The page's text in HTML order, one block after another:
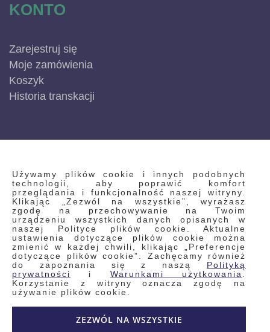
Używamy plików cookie i innych podobnych
technologii, aby poprawić komfort
przeglądania i funkcjonalność naszej witryny.
Klikając „Zezwól na wszystkie”, wyrażasz
zgodę na przechowywanie na Twoim
urządzeniu wszystkich danych opisanych w
naszej Polityce plików cookie. Aktualne
ustawienia dotyczące plików cookie można
zmienić w każdej chwili, klikając „Preferencje
dotyczące plików cookie”. Zachęcamy również
do zapoznania się z naszą Polityką
prywatności
i Warunkami użytkowania
Korzystanie z witryny oznacza zgodę na
używanie plików cookie.
ZEZWÓL NA WSZYSTKIE
KONTO
Zarejestruj się
Moje zamówienia
Koszyk
Historia transkacji
INFORMACJE
Regulamin
Polityka prywatności i pliki cookie
Wyszukiwane frazy
Wyszukiwanie zaawansowane
Zamówienia
Skontaktuj się z nami
Odstąp od umowy